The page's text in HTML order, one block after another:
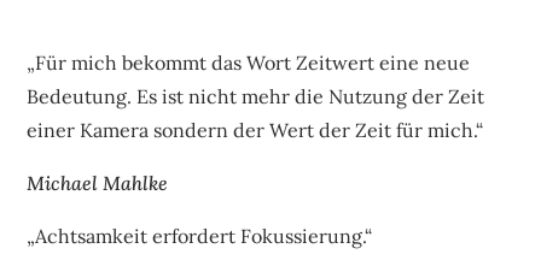
„Für mich bekommt das Wort Zeitwert eine neue
Bedeutung. Es ist nicht mehr die Nutzung der Zeit
einer Kamera sondern der Wert der Zeit für mich.“
Michael Mahlke
„Achtsamkeit erfordert Fokussierung.“